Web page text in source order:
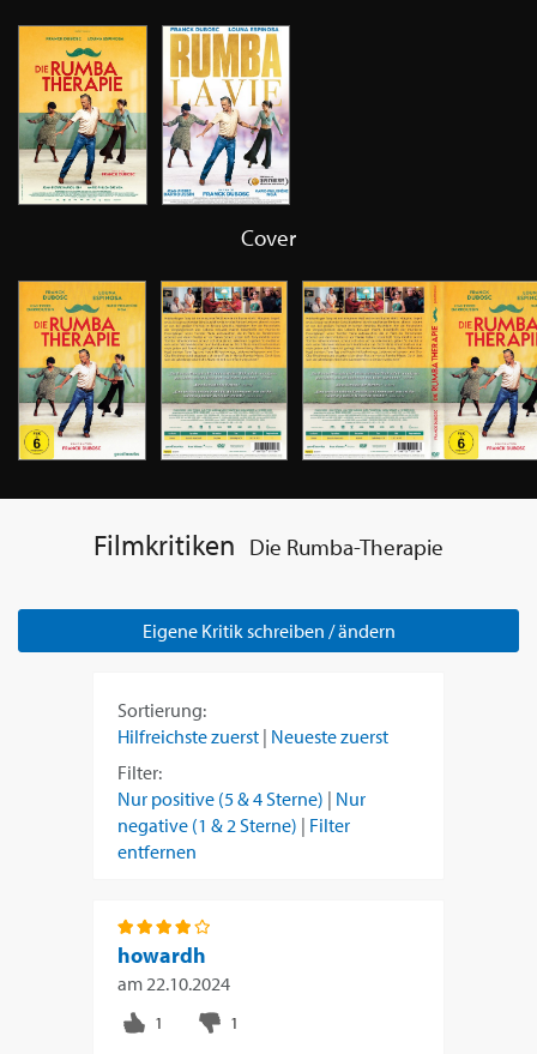
Cover
Filmkritiken Die Rumba-Therapie
Eigene Kritik schreiben / ändern
Sortierung:
Hilfreichste zuerst | Neueste zuerst
Filter:
Nur positive (5 & 4 Sterne) | Nur
negative (1 & 2 Sterne) | Filter
entfernen
howardh
am 22.10.2024